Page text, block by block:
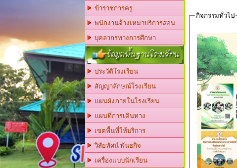
ข้าราชการครู
พนักงานจ้างเหมาบริการสอน
บุคลากรทางการศึกษา
ข้อมูลพื้นฐานโรงเรียน
ประวัติโรงเรียน
สัญญาลักษณ์โรงเรียน
แผนผังภายในโรงเรียน
แผนที่การเดินทาง
เขตพื้นที่ให้บริการ
วิสัยทัศน์ พันธกิจ
เครื่องแบบนักเรียน
กิจกรรมทั่วไป